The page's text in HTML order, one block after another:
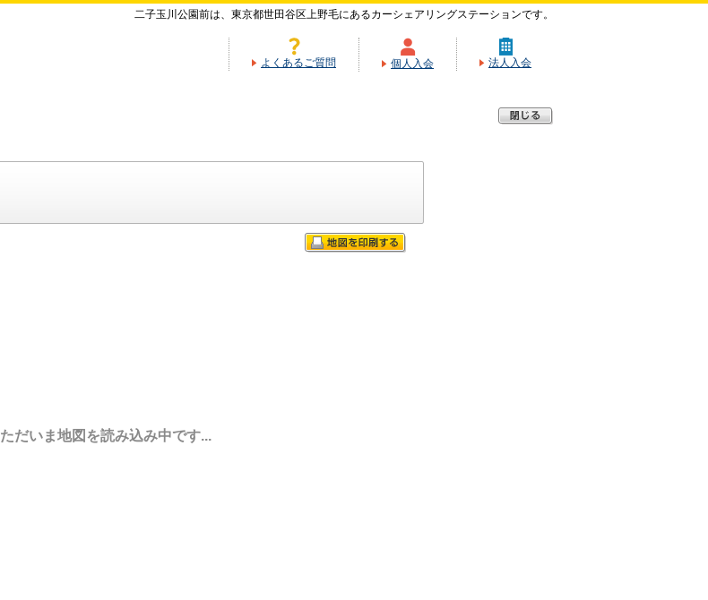
二子玉川公園前は、東京都世田谷区上野毛にあるカーシェアリングステーションです。
よくあるご質問 個人入会 法人入会
ただいま地図を読み込み中です...